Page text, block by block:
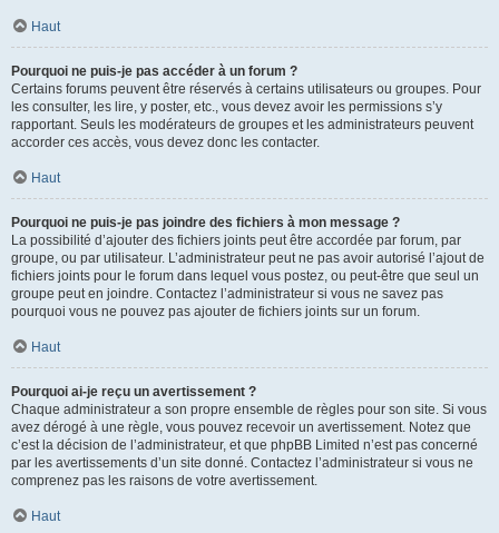
Haut
Pourquoi ne puis-je pas accéder à un forum ?
Certains forums peuvent être réservés à certains utilisateurs ou groupes. Pour
les consulter, les lire, y poster, etc., vous devez avoir les permissions s’y
rapportant. Seuls les modérateurs de groupes et les administrateurs peuvent
accorder ces accès, vous devez donc les contacter.
Haut
Pourquoi ne puis-je pas joindre des fichiers à mon message ?
La possibilité d’ajouter des fichiers joints peut être accordée par forum, par
groupe, ou par utilisateur. L’administrateur peut ne pas avoir autorisé l’ajout de
fichiers joints pour le forum dans lequel vous postez, ou peut-être que seul un
groupe peut en joindre. Contactez l’administrateur si vous ne savez pas
pourquoi vous ne pouvez pas ajouter de fichiers joints sur un forum.
Haut
Pourquoi ai-je reçu un avertissement ?
Chaque administrateur a son propre ensemble de règles pour son site. Si vous
avez dérogé à une règle, vous pouvez recevoir un avertissement. Notez que
c’est la décision de l’administrateur, et que phpBB Limited n’est pas concerné
par les avertissements d’un site donné. Contactez l’administrateur si vous ne
comprenez pas les raisons de votre avertissement.
Haut